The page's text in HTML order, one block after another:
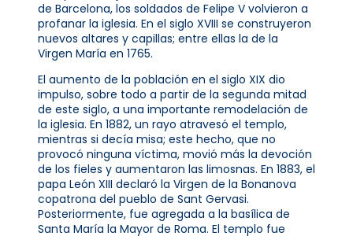
de Barcelona, ​​los soldados de Felipe V volvieron a
profanar la iglesia. En el siglo XVIII se construyeron
nuevos altares y capillas; entre ellas la de la
Virgen María en 1765.
El aumento de la población en el siglo XIX dio
impulso, sobre todo a partir de la segunda mitad
de este siglo, a una importante remodelación de
la iglesia. En 1882, un rayo atravesó el templo,
mientras si decía misa; este hecho, que no
provocó ninguna víctima, movió más la devoción
de los fieles y aumentaron las limosnas. En 1883, el
papa León XIII declaró la Virgen de la Bonanova
copatrona del pueblo de Sant Gervasi.
Posteriormente, fue agregada a la basílica de
Santa María la Mayor de Roma. El templo fue